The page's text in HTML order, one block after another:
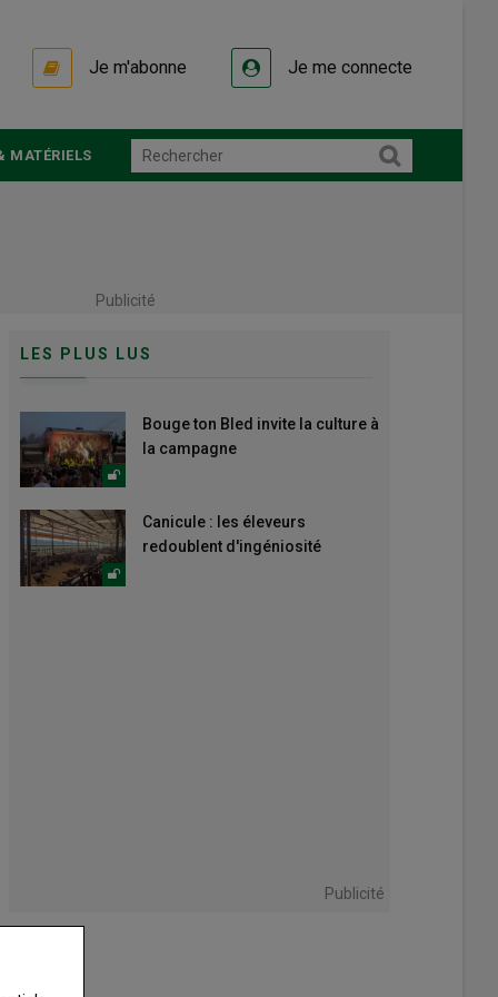
Je m'abonne Je me connecte
MATÉRIELS
Publicité
LES PLUS LUS
Bouge ton Bled invite la culture à
la campagne
Canicule : les éleveurs
redoublent d'ingéniosité
Publicité